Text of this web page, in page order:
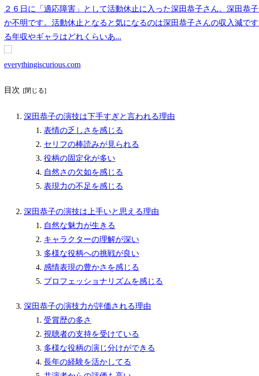
２６日に「適応障害」として活動休止に入った深田恭子さん。深田恭
か不明です。活動休止となると気になるのは深田恭子さんの収入減で
る年収やギャラはどれくらいあ...
everythingiscurious.com
目次
深田恭子の演技は下手すぎと言われる理由
表情の乏しさを感じる
セリフの棒読みが見られる
役柄の固定化が多い
自然さの欠如を感じる
表現力の不足を感じる
深田恭子の演技は上手いと思える理由
自然な魅力が生きる
キャラクターの理解が深い
多様な役柄への挑戦が良い
感情表現の豊かさを感じる
プロフェッショナリズムを感じる
深田恭子の演技力が評価される理由
受賞歴の多さ
視聴者の支持を受けている
多様な役柄の演じ分けができる
長年の経験を活かしてる